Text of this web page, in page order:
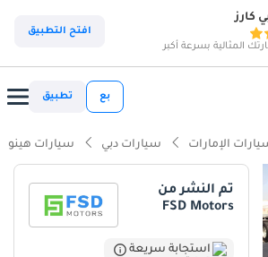
كارز
المثالية بسرعة أكبر
افتح التطبيق
بع تطبيق
الإمارات سيارات دبي سيارات هينو
تم النشر من
FSD Motors
استجابة سريعة